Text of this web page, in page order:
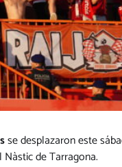
se desplazaron este
de Tarragona.